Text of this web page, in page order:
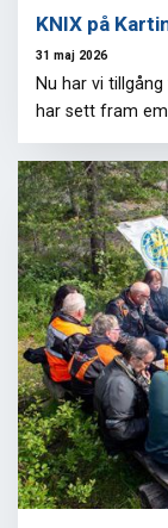
KNIX på
31 maj 2026
Nu har vi
har sett fram